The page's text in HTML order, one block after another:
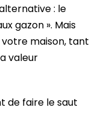
: le
gazon ». Mais
maison, tant
valeur
de faire le saut